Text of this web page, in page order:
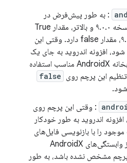
: به طور پیش‌فرض در
افزونه اندروید Gradle نسخه ۹.۰.۰ و بالاتر، مقدار True
و در نسخه‌های قبل از ۹.۰.۰، مقدار false دارد. وقتی این
افزونه اندروید به جای یک
کتابخانه پشتیبانی، از کتابخانه AndroidX مناسب استفاده
این پرچم روی false
: وقتی این پرچم روی
اندروید به طور خودکار
را با بازنویسی فایل‌های
باینری آنها، برای استفاده از وابستگی‌های AndroidX
مشخص نشده باشد، به طور